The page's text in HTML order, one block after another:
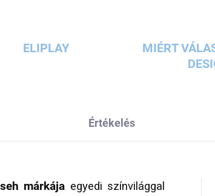
ELIPLAY
MIÉRT
Értékelés
márkája egyedi színvilággal